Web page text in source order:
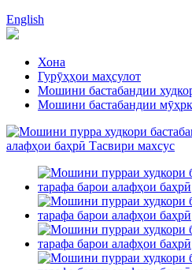
English
Хона
Гурӯҳҳои маҳсулот
Мошини бастабандии
Мошини бастабандии